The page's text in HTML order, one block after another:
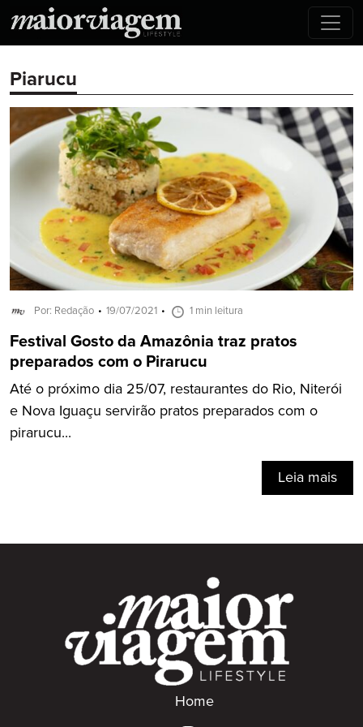
Piarucu
Por: Redação 19/07/2021 1 min leitura
Festival Gosto da Amazônia traz pratos
preparados com o Pirarucu
Até o próximo dia 25/07, restaurantes do Rio, Niterói
e Nova Iguaçu servirão pratos preparados com o
pirarucu...
Leia mais
Home